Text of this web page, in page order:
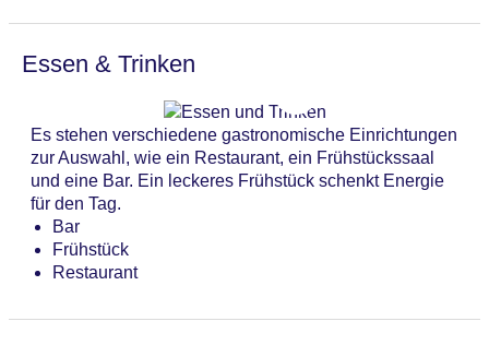
Umgebung per Rad entdecken möchten, werden den
Fahrradverleih zu schätzen wissen. Bei
Geschäftlichem hilft das Business-Center gerne weiter
und bietet einen Projektor an.
Anzahl der Konferenzräume: 1
Anzahl der Aufzüge: 1
Haustiere
Zimmerservice
Gesamtanzahl der Stockwerke: 6
Gesamtanzahl der Zimmer: 117
Pools:Outdoor Pool: ohne Gebühr
Zahlungsarten: American Express, Diners Club,
Mastercard, Visa
Landeskategorie: 3 Sterne
Essen & Trinken
Es stehen verschiedene gastronomische Einrichtungen
zur Auswahl, wie ein Restaurant, ein Frühstückssaal
und eine Bar. Ein leckeres Frühstück schenkt Energie
für den Tag.
Bar
Frühstück
Restaurant